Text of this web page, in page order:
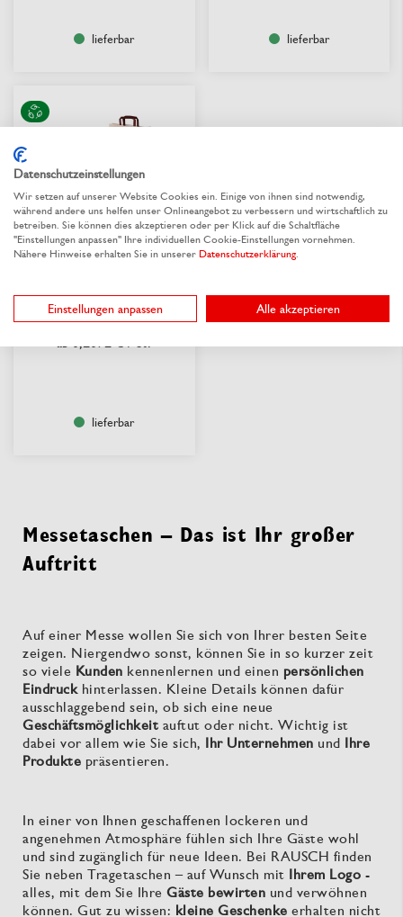
lieferbar lieferbar
Aus 8 Varianten wählen
0,2072 € / St.
lieferbar
Messetaschen – Das ist Ihr großer
Auftritt
Auf einer Messe wollen Sie sich von Ihrer besten Seite
zeigen. Niergendwo sonst, können Sie in so kurzer zeit
so viele Kunden kennenlernen und einen persönlichen
Eindruckhinterlassen. Kleine Details können dafür
ausschlaggebend sein, ob sich eine neue
Geschäftsmöglichkeit auftut oder nicht. Wichtig ist
dabei vor allem wie Sie sich, Ihr Unternehmen und Ihre
Produkte präsentieren.
In einer von Ihnen geschaffenen lockeren und
angenehmen Atmosphäre fühlen sich Ihre Gäste wohl
und sind zugänglich für neue Ideen. Bei RAUSCH finden
Sie neben Tragetaschen – auf Wunsch mit Ihrem Logo -
alles, mit dem Sie Ihre Gäste bewirten und verwöhnen
können. Gut zu wissen: kleine Geschenke erhalten nicht
Datenschutzeinstellungen
Wir setzen auf unserer Website Cookies ein. Einige von ihnen sind notwendig,
während andere uns helfen unser Onlineangebot zu verbessern und wirtschaftlich zu
betreiben. Sie können dies akzeptieren oder per Klick auf die Schaltfläche
"Einstellungen anpassen" Ihre individuellen Cookie-Einstellungen vornehmen.
Nähere Hinweise erhalten Sie in unserer Datenschutzerklärung
Einstellungen anpassen Alle akzeptieren